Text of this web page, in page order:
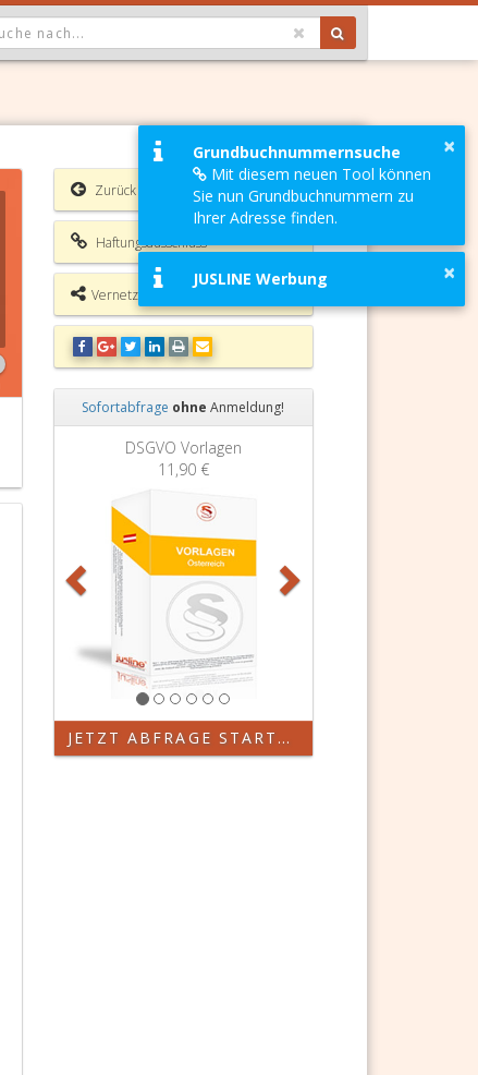
GEWÄHLTER WERT IST ALLE
Zurück
Haftungsausschluss
Vernetzungsmöglichkeiten
Sofortabfrage ohne Anmeldung!
DSGVO Vorlagen
11,90 €
Zurück
JETZT ABFRAGE STARTEN
×
Grundbuchnummernsuche
Mit diesem neuen Tool können
Sie nun Grundbuchnummern zu
Ihrer Adresse finden.
×
JUSLINE Werbung